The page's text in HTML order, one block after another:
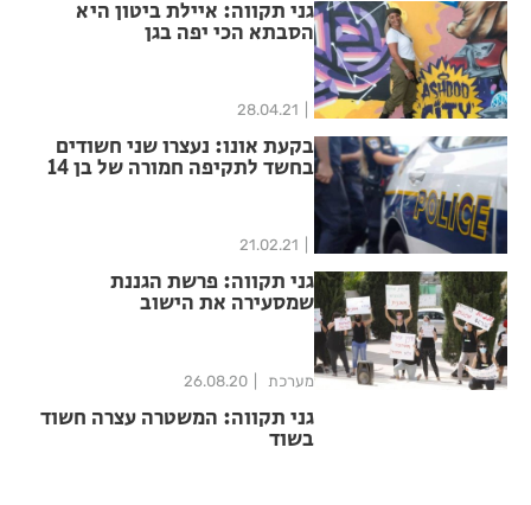
גני תקווה: איילת ביטון היא
הסבתא הכי יפה בגן
28.04.21
בקעת אונו: נעצרו שני חשודים
בחשד לתקיפה חמורה של בן 14
21.02.21
גני תקווה: פרשת הגננת
שמסעירה את הישוב
מערכת 26.08.20
גני תקווה: המשטרה עצרה חשוד
בשוד